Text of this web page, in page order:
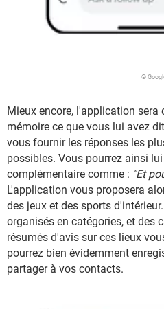
©
Mieux encore, l'application sera
mémoire ce que vous lui avez
vous fournir les réponses les
possibles. Vous pourrez ainsi
complémentaire comme : "Et
L'application vous proposera
des jeux et des sports
organisés en catégories, et des
résumés d'avis sur ces lieux
pourrez bien évidemment
partager à vos contacts.